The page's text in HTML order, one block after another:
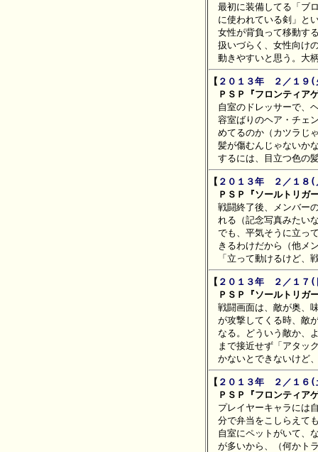
最初に装備してる「ブ
に使われている剣」と
女性が背負って移動す
扱いづらく、女性向け
【 ２０１３年　２／１９
ＰＳＰ『フロンティア
自室のドレッサーで、
容室ばりのヘア・チェ
めてるのか（カツラじ
髪が傷むんじゃないか
【 ２０１３年　２／１８
ＰＳＰ『ソールトリガ
戦闘終了後、メンバー
れる（記念写真みたい
でも、平気そうに立っ
きるわけだから（他メ
【 ２０１３年　２／１７
ＰＳＰ『ソールトリガ
戦闘画面は、敵が奥、
が攻撃してくる時、敵
なる。どういう敵か、
まで接近せず「アタッ
【 ２０１３年　２／１６
ＰＳＰ『フロンティア
プレイヤーキャラには
分で弁当をこしらえて
自室にペットがいて、
が多いから、（何かト